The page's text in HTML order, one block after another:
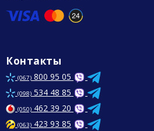
Контакты
(067) 800 95 05
(098) 534 48 85
(050) 462 39 20
(063) 423 93 85